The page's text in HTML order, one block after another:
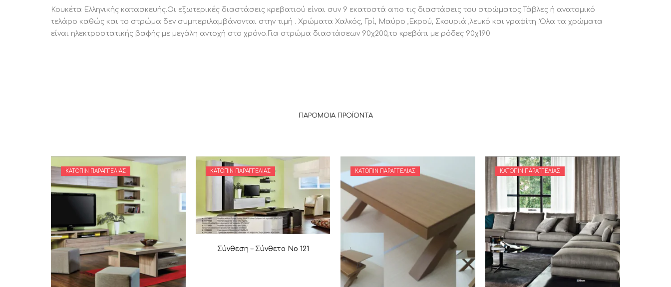
Κουκέτα Ελληνικής κατασκευής.Οι εξωτερικές διαστάσεις κρεβατιού είναι συν 9 εκατοστά απο τις διαστάσεις του στρώματος.Τάβλες ή ανατομικό
τελάρο καθώς και το στρώμα δεν συμπεριλαμβάνονται στην τιμή . Χρώματα Χαλκός, Γρί, Μαύρο ,Εκρού, Σκουριά ,λευκό και γραφίτη .Όλα τα χρώματα
είναι ηλεκτροστατικής βαφής με μεγάλη αντοχή στο χρόνο.Για στρώμα διαστάσεων 90χ200,το κρεβάτι με ρόδες 90χ190
ΠΑΡΌΜΟΙΑ ΠΡΟΪΌΝΤΑ
ΚΑΤΌΠΙΝ ΠΑΡΑΓΓΕΛΊΑΣ ΚΑΤΌΠΙΝ ΠΑΡΑΓΓΕΛΊΑΣ
Σύνθεση – Σύνθετο Νο 121
ΚΑΤΌΠΙΝ ΠΑΡΑΓΓΕΛΊΑΣ ΚΑΤΌΠΙΝ ΠΑΡΑΓΓΕΛΊΑΣ